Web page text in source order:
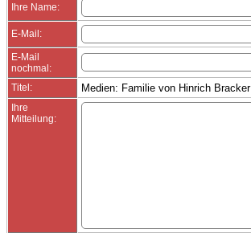
Ihre Name:
E-Mail:
E-Mail
nochmal:
Titel:
Medien: Familie von Hinrich Bracker
Ihre
Mitteilung: